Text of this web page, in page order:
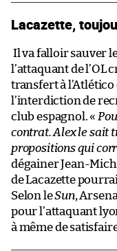
Lacazette,
Il va falloir sauver
l’attaquant de l’OL
transfert à l’Atlético
l’interdiction de
club espagnol. «
contrat. Alex le sait
propositions qui
dégainer Jean-
de Lacazette
Selon leSun,
pour l’attaquant
à même de